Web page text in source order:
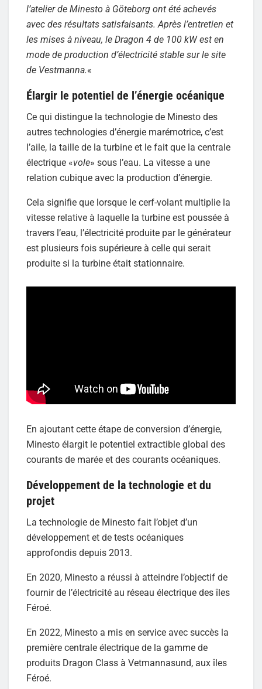
l’atelier de Minesto à Göteborg ont été achevés
avec des résultats satisfaisants. Après l’entretien et
les mises à niveau, le Dragon 4 de 100 kW est en
mode de production d’électricité stable sur le site
de Vestmanna.«
Élargir le potentiel de l’énergie océanique
Ce qui distingue la technologie de Minesto des
autres technologies d’énergie marémotrice, c’est
l’aile, la taille de la turbine et le fait que la centrale
électrique «vole» sous l’eau. La vitesse a une
relation cubique avec la production d’énergie.
Cela signifie que lorsque le cerf-volant multiplie la
vitesse relative à laquelle la turbine est poussée à
travers l’eau, l’électricité produite par le générateur
est plusieurs fois supérieure à celle qui serait
produite si la turbine était stationnaire.
En ajoutant cette étape de conversion d’énergie,
Minesto élargit le potentiel extractible global des
courants de marée et des courants océaniques.
Développement de la technologie et du
projet
La technologie de Minesto fait l’objet d’un
développement et de tests océaniques
approfondis depuis 2013.
En 2020, Minesto a réussi à atteindre l’objectif de
fournir de l’électricité au réseau électrique des îles
Féroé.
En 2022, Minesto a mis en service avec succès la
première centrale électrique de la gamme de
produits Dragon Class à Vetmannasund, aux îles
Féroé.